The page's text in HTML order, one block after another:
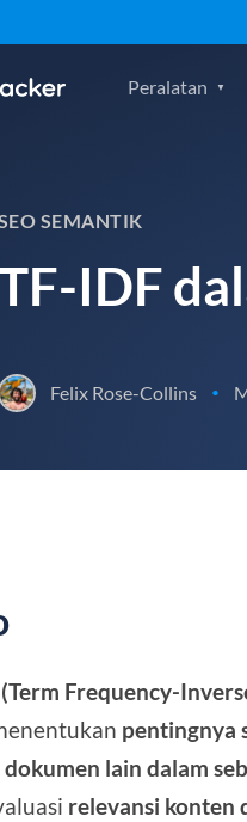
Peralatan
SEMANTIK
IDF
Felix Rose-Collins •
Frequency-
pentingnya
lain dalam
relevansi konten